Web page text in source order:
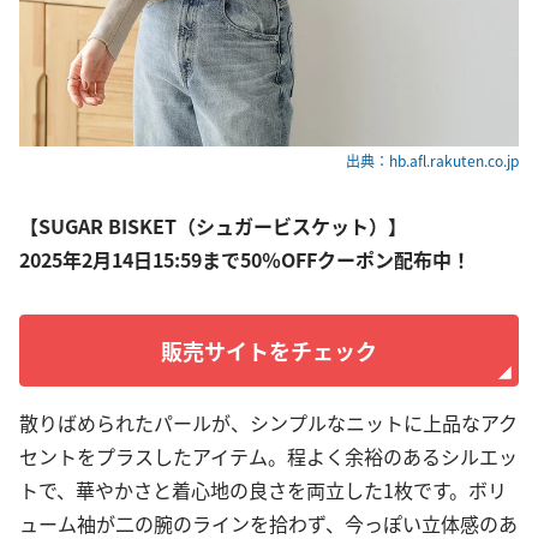
出典：hb.afl.rakuten.co.jp
【SUGAR BISKET（シュガービスケット）】
2025年2月14日15:59まで50％OFFクーポン配布中！
販売サイトをチェック
散りばめられたパールが、シンプルなニットに上品なアク
セントをプラスしたアイテム。程よく余裕のあるシルエッ
トで、華やかさと着心地の良さを両立した1枚です。ボリ
ューム袖が二の腕のラインを拾わず、今っぽい立体感のあ